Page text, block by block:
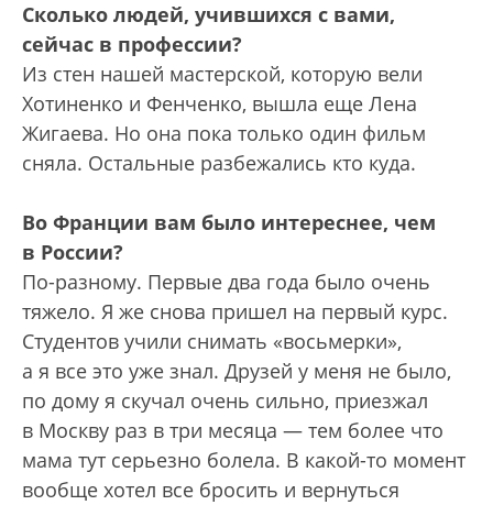
Сколько людей, учившихся с вами,
сейчас в профессии?
Из стен нашей мастерской, которую вели
Хотиненко и Фенченко, вышла еще Лена
Жигаева. Но она пока только один фильм
сняла. Остальные разбежались кто куда.
Во Франции вам было интереснее, чем
в России?
По-разному. Первые два года было очень
тяжело. Я же снова пришел на первый курс.
Студентов учили снимать «восьмерки»,
а я все это уже знал. Друзей у меня не было,
по дому я скучал очень сильно, приезжал
в Москву раз в три месяца — тем более что
мама тут серьезно болела. В какой-то момент
вообще хотел все бросить и вернуться